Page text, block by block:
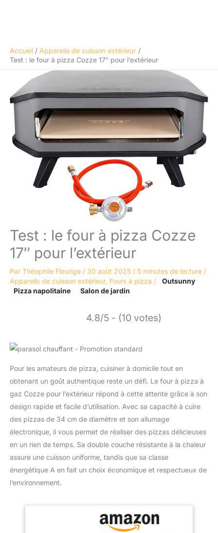
Accueil
Appareils de cuisson extérieur
Test : le four à pizza Cozze 17″ pour l’extérieur
Test : le four à pizza Cozze
17″ pour l’extérieur
Par Théophile Fleurige / 30 août 2025 / 5 minutes de lecture /
Appareils de cuisson extérieur, Fours à pizza /
Outsunny
Pizza napolitaine
Salon de jardin
4.8/5 - (10 votes)
Pour les amateurs de pizza, cuisiner à domicile tout en
obtenant un goût authentique reste un défi. Le four à pizza à
gaz Cozze pour l’extérieur répond à cette attente grâce à son
design rapide et facile d’utilisation. Avec sa capacité à cuire
des pizzas de 34 cm de diamètre et son allumage
électronique, il vous permet de réaliser des pizzas délicieuses
en un rien de temps. Sa double couche résistante à la chaleur
assure une cuisson uniforme, tandis que sa classe
énergétique A en fait un choix économique et respectueux de
l’environnement.